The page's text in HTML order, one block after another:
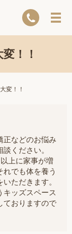
！！
変！！
正などのお悩み
ください。
上に家事が増
でも体を養う
ただきます。
キッズスペース
ておりますので